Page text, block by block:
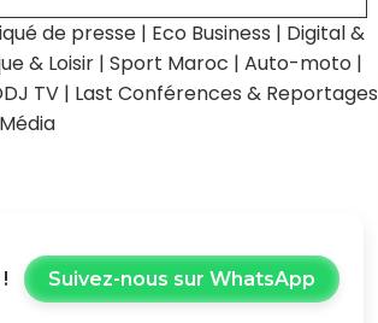
de presse | Eco Business | Digital &
& Loisir | Sport Maroc | Auto-moto |
TV | Last Conférences & Reportages
Suivez-nous sur WhatsApp